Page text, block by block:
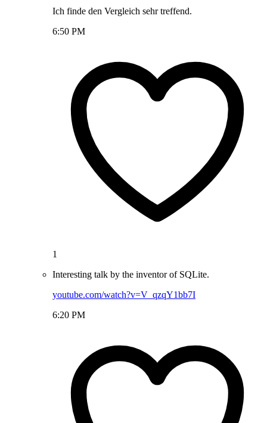
Ich finde den Vergleich sehr treffend.
6:50 PM
1
Interesting talk by the inventor of SQLite.
youtube.com/watch?v=V_qzqY1bb7I
6:20 PM